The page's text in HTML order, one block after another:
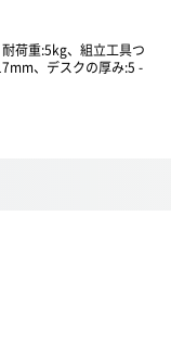
荷重:5kg、組立工具つ
、デスクの厚み:5 -